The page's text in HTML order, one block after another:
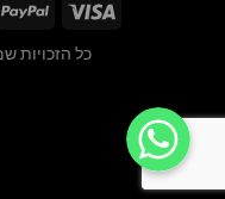
כל הזכויות
WhatsApp